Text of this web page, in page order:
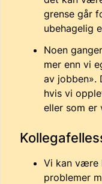
grense går
ubehagelig
Noen
mer enn vi
av jobben».
hvis vi
eller som er
Vi kan være
problemer